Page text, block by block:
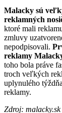
Malacky sú
reklamných
ktoré mali
zmluvy
nepodpisovali.
reklamy
toho bola práve
troch veľkých
uplynulého
reklamy.
Zdroj: malacky.sk